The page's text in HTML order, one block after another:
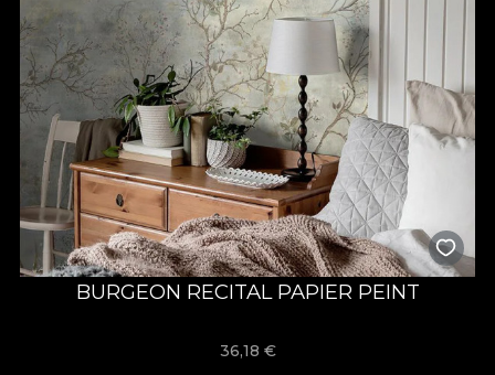
BURGEON RECITAL PAPIER PEINT
36,18 €